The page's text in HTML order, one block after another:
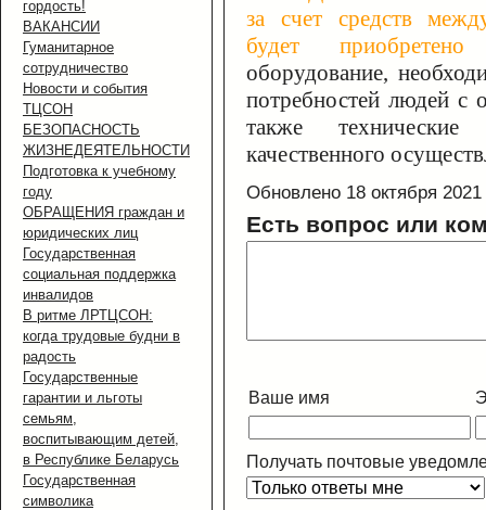
гордость!
ВАКАНСИИ
Гуманитарное
сотрудничество
Новости и события
ТЦСОН
БЕЗОПАСНОСТЬ
ЖИЗНЕДЕЯТЕЛЬНОСТИ
Подготовка к учебному
году
ОБРАЩЕНИЯ граждан и
юридических лиц
Государственная
социальная поддержка
инвалидов
В ритме ЛРТЦСОН:
когда трудовые будни в
радость
Государственные
гарантии и льготы
семьям,
воспитывающим детей,
в Республике Беларусь
Государственная
символика
за счет средств
будет приобретено
оборудование,
потребностей людей с
также
качественного
Обновлено 18 октября 2021
Есть вопрос или
Ваше имя
Получать почтовые